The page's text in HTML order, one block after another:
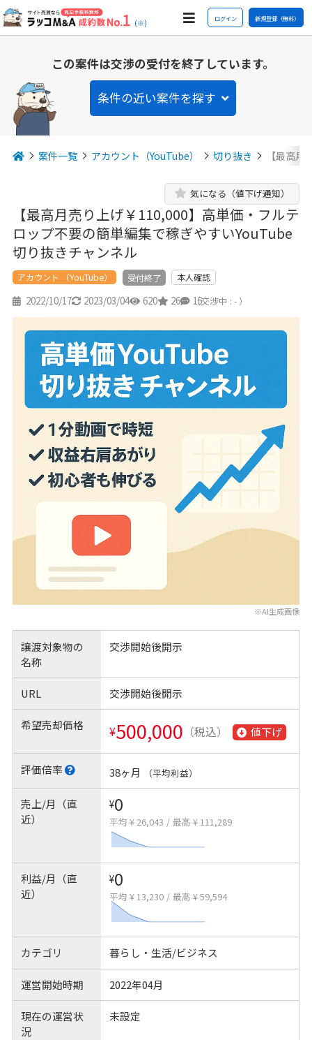
(※) ログイン 新規登録（無料）
この案件は交渉の受付を終了しています。
条件の近い案件を探す
案件一覧 アカウント（YouTube） 切り抜き 【最高
【最高月売り上げ￥110,000】高単価・フルテ
ロップ不要の簡単編集で稼ぎやすいYouTube
切り抜きチャンネル
気になる（値下げ通知）
アカウント （YouTube） 受付終了 本人確認
2022/10/17 2023/03/04 620 26 15
（交渉中 : - ）
※AI生成画像
譲渡対象物の
名称
交渉開始後開示
URL 交渉開始後開示
希望売却価格 ¥500,000 （税込） 値下げ
評価倍率 38ヶ月 （平均利益）
売上/月（直
近）
¥0
平均 ¥ 26,043 / 最高 ¥ 111,289
利益/月（直
近）
¥0
平均 ¥ 13,230 / 最高 ¥ 59,594
カテゴリ 暮らし・生活/ビジネス
運営開始時期 2022年04月
現在の運営状
況
未設定